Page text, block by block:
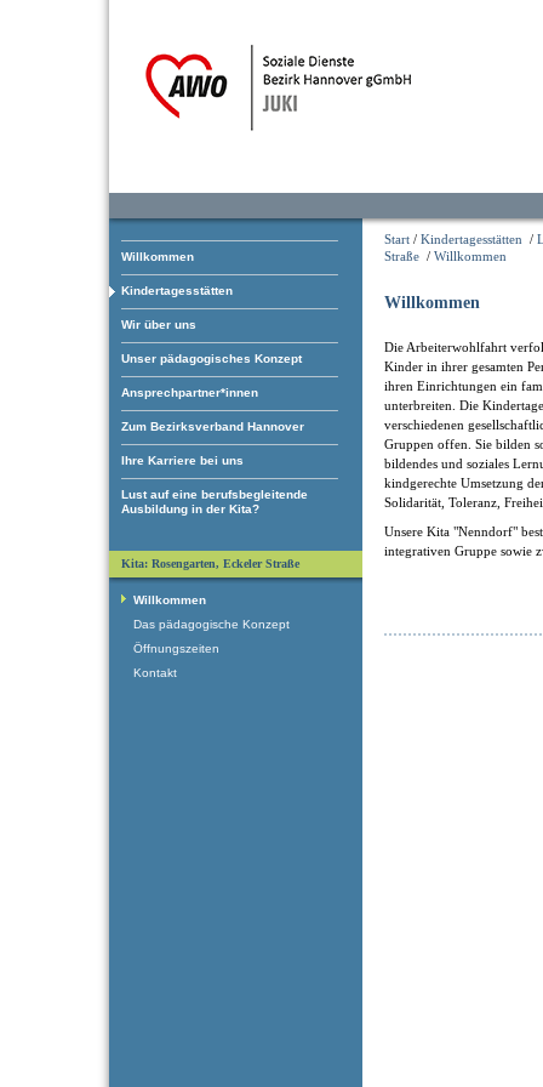
Willkommen
Kindertagesstätten
Wir über uns
Unser pädagogisches Konzept
Ansprechpartner*innen
Zum Bezirksverband Hannover
Ihre Karriere bei uns
Lust auf eine berufsbegleitende
Ausbildung in der Kita?
Start / Kindertagesstätten /
Straße / Willkommen
Willkommen
Die Arbeiterwohlfahrt
Kinder in ihrer gesamten
ihren Einrichtungen ein
unterbreiten. Die
verschiedenen
Gruppen offen. Sie bilden
bildendes und soziales
kindgerechte Umsetzung
Solidarität, Toleranz,
Unsere Kita "Nenndorf"
integrativen Gruppe sowie
Kita: Rosengarten, Eckeler Straße
Willkommen
Das pädagogische Konzept
Öffnungszeiten
Kontakt